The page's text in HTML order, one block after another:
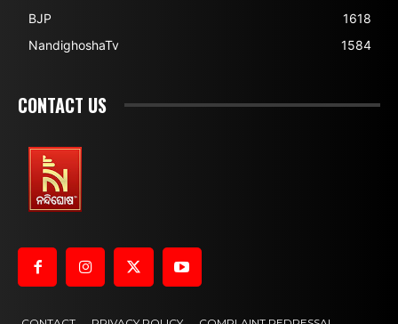
BJP
1618
NandighoshaTv
1584
CONTACT US